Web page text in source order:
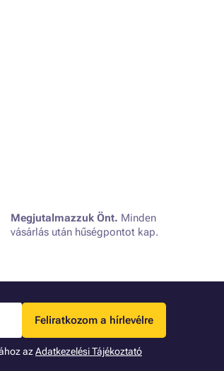
Megjutalmazzuk Önt. Minden
vásárlás után hűségpontot kap.
Feliratkozom a hírlevélre
azAdatkezelési Tájékoztató